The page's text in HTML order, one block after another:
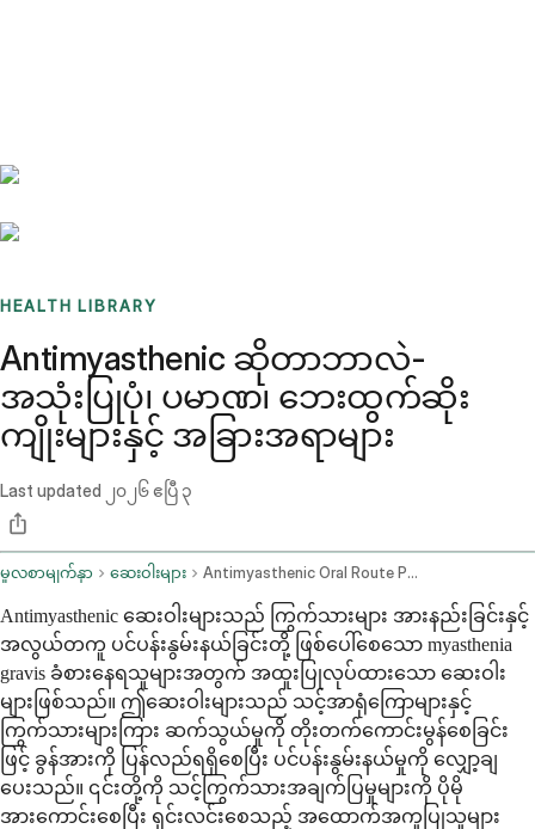
HEALTH LIBRARY
Antimyasthenic ဆိုတာဘာလဲ-
အသုံးပြုပုံ၊ ပမာဏ၊ ဘေးထွက်ဆိုး
ကျိုးများနှင့် အခြားအရာများ
Last updated ၂၀၂၆ ဧပြီ ၃
မူလစာမျက်နှာ ဆေးဝါးများ Antimyasthenic Oral Route Parenteral Route
Antimyasthenic ဆေးဝါးများသည် ကြွက်သားများ အားနည်းခြင်းနှင့်
အလွယ်တကူ ပင်ပန်းနွမ်းနယ်ခြင်းတို့ ဖြစ်ပေါ်စေသော myasthenia
gravis ခံစားနေရသူများအတွက် အထူးပြုလုပ်ထားသော ဆေးဝါး
များဖြစ်သည်။ ဤဆေးဝါးများသည် သင့်အာရုံကြောများနှင့်
ကြွက်သားများကြား ဆက်သွယ်မှုကို တိုးတက်ကောင်းမွန်စေခြင်း
ဖြင့် ခွန်အားကို ပြန်လည်ရရှိစေပြီး ပင်ပန်းနွမ်းနယ်မှုကို လျှော့ချ
ပေးသည်။ ၎င်းတို့ကို သင့်ကြွက်သားအချက်ပြမှုများကို ပိုမို
အားကောင်းစေပြီး ရှင်းလင်းစေသည့် အထောက်အကူပြုသူများ